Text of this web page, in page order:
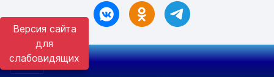
Версия сайта
для
слабовидящих